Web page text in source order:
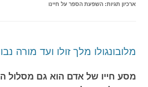
ארכיון תגיות: השפעת הספר על חיינו
מלובונגולו מלך זולו ועד מורה
מסע חייו של אדם הוא גם מסלול